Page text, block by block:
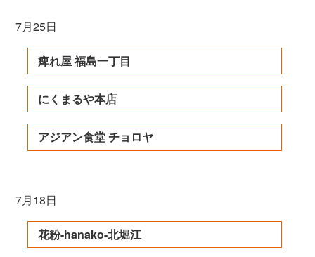
7月25日
痺れ屋 福島一丁目
にくまるや本店
アジアン食堂 チョロヤ
7月18日
花粉-hanako-北堀江